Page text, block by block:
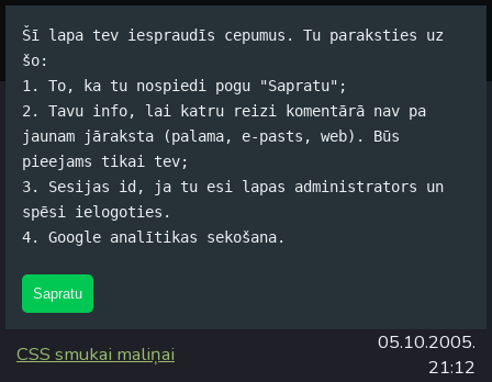
Šī lapa tev iespraudīs cepumus. Tu paraksties uz
šo:
1. To, ka tu nospiedi pogu "Sapratu";
2. Tavu info, lai katru reizi komentārā nav pa
jaunam jāraksta (palama, e-pasts, web). Būs
pieejams tikai tev;
3. Sesijas id, ja tu esi lapas administrators un
spēsi ielogoties.
4. Google analītikas sekošana.
Sapratu
Arhīvs
Kategorijas: #Alus,#Datori,#Dzīve
2005. gads
CSS smukai maliņai
05.10.2005.
21:12